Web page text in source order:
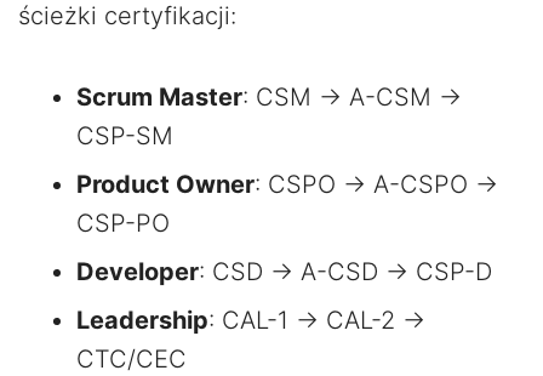
ścieżki certyfikacji:
Scrum Master: CSM → A-CSM →
CSP-SM
Product Owner: CSPO → A-CSPO →
CSP-PO
Developer: CSD → A-CSD → CSP-D
Leadership: CAL-1 → CAL-2 →
CTC/CEC